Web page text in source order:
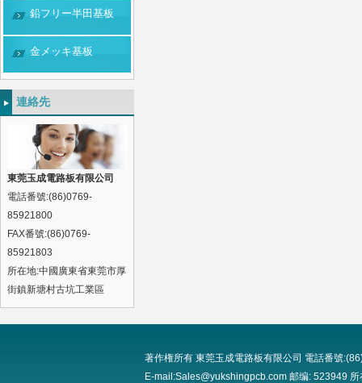
鉛フリー半田基板
金メッキ基板
連絡先
東莞玉成電路板有限公司
電話番號:(86)0769-
85921800
FAX番號:(86)0769-
85921803
所在地:中國廣東省東莞市厚
街鎮新塘村古坑工業區
著作権所有 東莞玉成電路板有限公司 電話番號
E-mail:Sales@yukshingpcb.com 邮编: 523949